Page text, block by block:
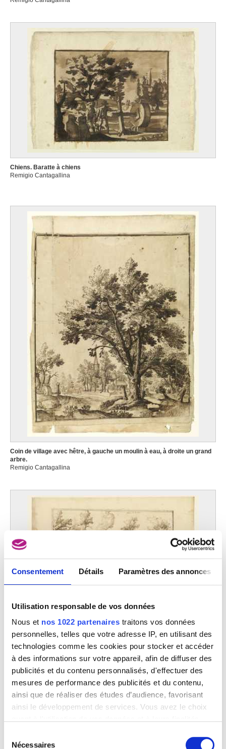
Consentement Détails Paramètres des annonces
Utilisation responsable de vos données
Nous et nos 1022 partenaires traitons vos données
personnelles, telles que votre adresse IP, en utilisant des
technologies comme les cookies pour stocker et accéder
à des informations sur votre appareil, afin de diffuser des
publicités et du contenu personnalisés, d'effectuer des
mesures de performance des publicités et du contenu,
ainsi que de réaliser des études d’audience, favorisant
ainsi le développement de services. Vous avez le choix
tout moment en consultant la Déclaration relative aux
Nécessaires
Chiens. Baratte à chiens
Remigio Cantagallina
Coin de village avec hêtre, à gauche un moulin à eau, à droite un grand
arbre.
Remigio Cantagallina
Curistes près de la source de Géronstère à Spa
Remigio Cantagallina